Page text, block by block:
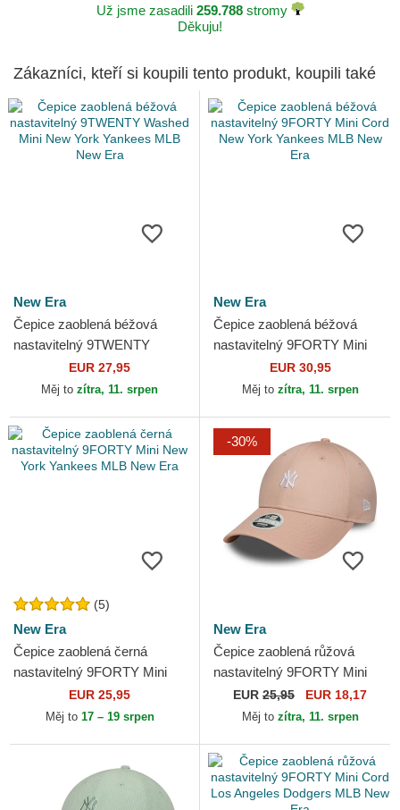
Už jsme zasadili 259.788stromy
Děkuju!
Zákazníci, kteří si koupili tento produkt, koupili také
New Era
Čepice zaoblená béžová
nastavitelný 9TWENTY
Washed Mini New York
Yankees MLB New Era
EUR 27,95
Měj to zítra, 11. srpen
New Era
Čepice zaoblená béžová
nastavitelný 9FORTY Mini
Cord New York Yankees
MLB New Era
EUR 30,95
Měj to zítra, 11. srpen
(5)
New Era
Čepice zaoblená černá
nastavitelný 9FORTY Mini
New York Yankees MLB
New Era
EUR 25,95
Měj to 17 – 19 srpen
-30%
New Era
Čepice zaoblená růžová
nastavitelný 9FORTY Mini
New York Yankees MLB New
EUR 25,95 EUR 18,17
Měj to zítra, 11. srpen